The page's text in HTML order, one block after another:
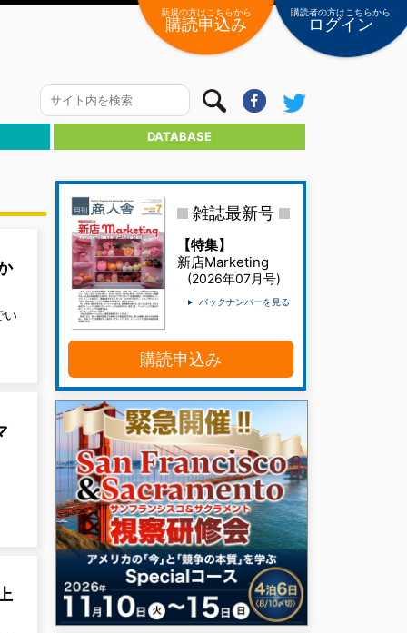
新規の方はこちらから
購読申込み
購読者の方はこちらから
ログイン
DATABASE
い
雑誌最新号
【特集】
新店Marketing
(2026年07月号)
バックナンバーを見る
購読申込み